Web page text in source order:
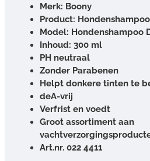
Merk: Boony
Product: Hondenshampoo
Model: Hondenshampoo
Inhoud: 300 ml
PH neutraal
Zonder Parabenen
Helpt donkere tinten te
deA-vrij
Verfrist en voedt
Groot assortiment aan
Art.nr. 022 4411